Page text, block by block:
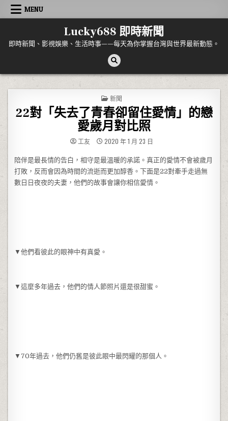
Skip to content
MENU
Lucky688 即時新聞
即時新聞、影視娛樂、生活時事——每天為你掌握台灣與世界最新動態。
POSTED IN
新聞
22對「失去了青春卻留住愛情」的戀
愛歲月對比照
工友 2020 年 1 月 23 日
陪伴是最長情的告白，相守是最溫暖的承諾。真正的愛情不會被歲月
打敗，反而會因為時間的流逝而更加醇香。下面是22對牽手走過無
數日日夜夜的夫妻，他們的故事會讓你相信愛情。
▼他們看彼此的眼神中有真愛。
▼這麼多年過去，他們的情人節照片還是很甜蜜。
▼70年過去，他們仍舊是彼此眼中最閃耀的那個人。